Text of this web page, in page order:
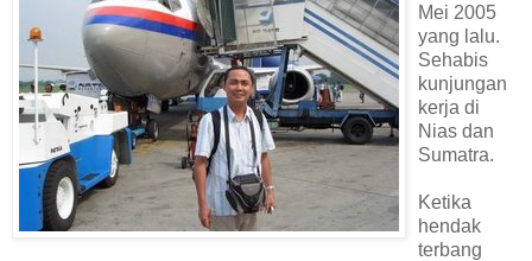
Mei 2005
yang lalu.
Sehabis
kunjungan
kerja di
Nias dan
Sumatra.
Ketika
hendak
terbang